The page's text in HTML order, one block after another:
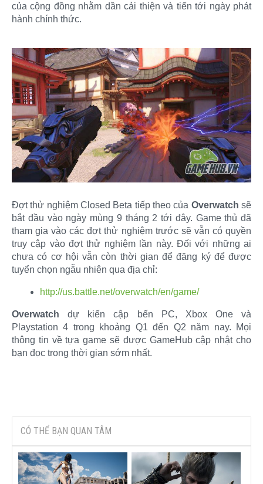
của cộng đồng nhằm dần cải thiện và tiến tới ngày phát
hành chính thức.
Đợt thử nghiệm Closed Beta tiếp theo của Overwatch sẽ
bắt đầu vào ngày mùng 9 tháng 2 tới đây. Game thủ đã
tham gia vào các đợt thử nghiệm trước sẽ vẫn có quyền
truy cập vào đợt thử nghiệm lần này. Đối với những ai
chưa có cơ hội vẫn còn thời gian để đăng ký để được
tuyển chọn ngẫu nhiên qua địa chỉ:​
http://us.battle.net/overwatch/en/game/
Overwatch dự kiến cập bến PC, Xbox One và
Playstation 4 trong khoảng Q1 đến Q2 năm nay. Mọi
thông tin về tựa game sẽ được GameHub cập nhật cho
bạn đọc trong thời gian sớm nhất.​
CÓ THỂ BẠN QUAN TÂM